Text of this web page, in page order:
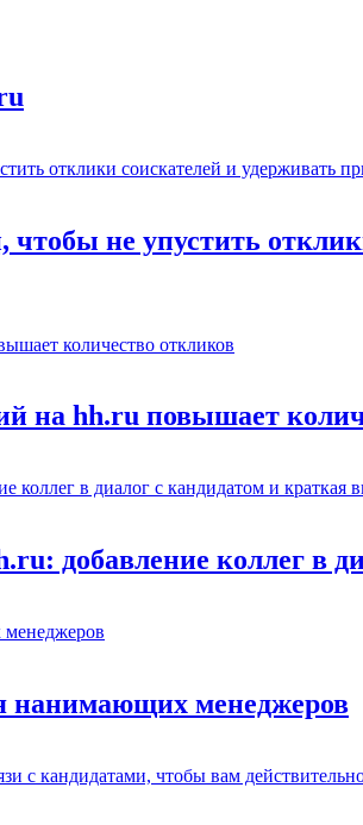
чтобы не упустить
на hh.ru повышает
добавление коллег в
нанимающих менеджеров